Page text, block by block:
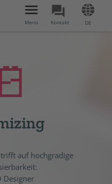
DE
Kontakt
Toggle
navigation
Menü
auf hochgradige
Designer